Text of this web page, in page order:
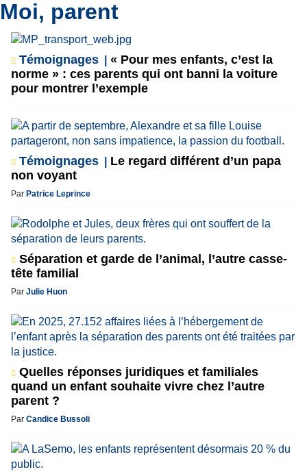
Moi, parent
Témoignages
« Pour mes enfants, c’est la
norme » : ces parents qui ont banni la voiture
pour montrer l’exemple
Témoignages
Le regard différent d’un papa
non voyant
Par Patrice Leprince
Séparation et garde de l’animal, l’autre casse-
tête familial
Par Julie Huon
Quelles réponses juridiques et familiales
quand un enfant souhaite vivre chez l’autre
parent ?
Par Candice Bussoli